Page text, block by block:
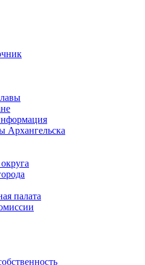
Архангельска
палата